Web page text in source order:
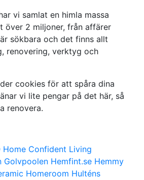
vi samlat en himla massa
över 2 miljoner, från affärer
sökbara och det finns allt
renovering, verktyg och
cookies för att spåra dina
vi lite pengar på det här, så
renovera.
Home Confident Living
Golvpoolen Hemfint.se Hemmy
Homeroom Hulténs